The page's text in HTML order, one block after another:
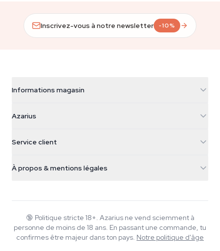
Inscrivez-vous à notre newsletter -10%
Informations magasin
Galvaniweg 11
Nederland
+31(0)204897914
Azarius
Smokeshop
Service client
Politique de retour
Politique de confidentialité
À propos & mentions légales
Wiki
Musique
🔞 Politique stricte 18+. Azarius ne vend sciemment à
personne de moins de 18 ans. En passant une commande, tu
confirmes être majeur dans ton pays. Notre politique d'âge